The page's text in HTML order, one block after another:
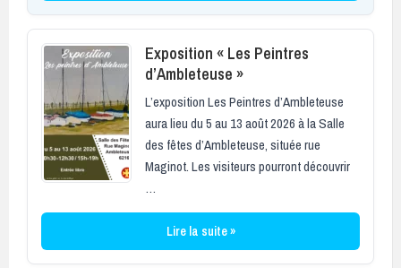
Exposition « Les Peintres
d’Ambleteuse »
L’exposition Les Peintres d’Ambleteuse
aura lieu du 5 au 13 août 2026 à la Salle
des fêtes d’Ambleteuse, située rue
Maginot. Les visiteurs pourront découvrir
…
Lire la suite »